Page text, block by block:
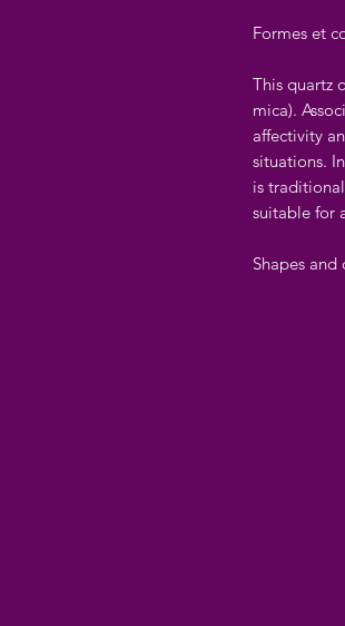
Formes et
This quartz
mica).
affectivity
situations.
is
suitable for
Shapes and